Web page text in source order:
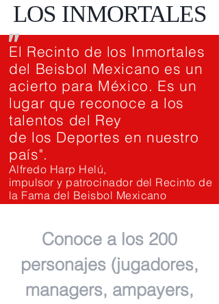
LOS INMORTALES
El Recinto de los Inmortales
del Beisbol Mexicano es un
acierto para México. Es un
lugar que reconoce a los
talentos del Rey
de los Deportes en nuestro
país".
Alfredo Harp Helú,
impulsor y patrocinador del Recinto de
la Fama del Beisbol Mexicano
"
Conoce a los 200
personajes (jugadores,
managers, ampayers,